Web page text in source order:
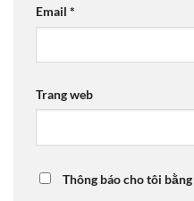
Email *
Trang web
Thông báo cho tôi